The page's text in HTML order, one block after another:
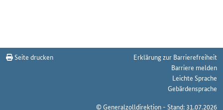
Seite drucken
Erklärung zur Barrierefreiheit
Barriere melden
Leichte Sprache
Gebärdensprache
© Generalzolldirektion - Stand: 31.07.2026